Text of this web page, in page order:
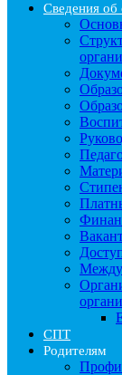
Сведения об
СПТ
Родителям